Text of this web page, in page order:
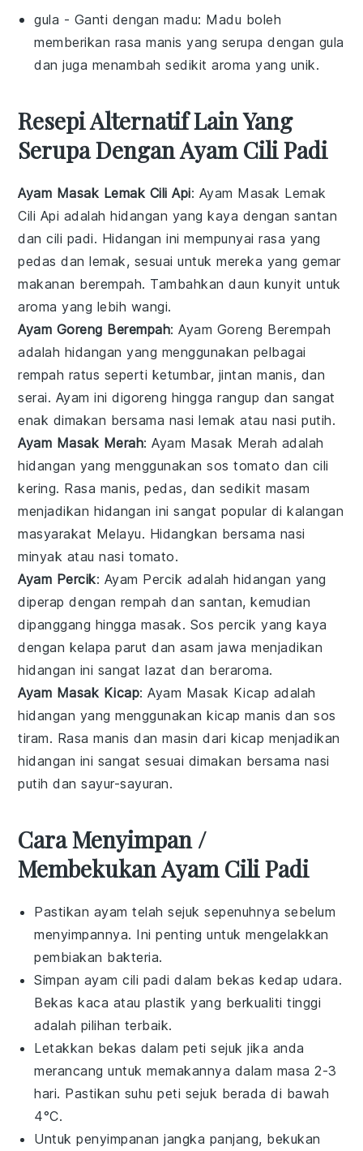
gula - Ganti denganmadu: Madu boleh
memberikan rasa manis yang serupa dengan gula
dan juga menambah sedikit aroma yang unik.
Resepi Alternatif Lain Yang
Serupa Dengan Ayam Cili Padi
Ayam Masak Lemak Cili Api: Ayam Masak Lemak
Cili Api adalah hidangan yang kaya dengansantan
dancili padi. Hidangan ini mempunyai rasa yang
pedas dan lemak, sesuai untuk mereka yang gemar
makanan berempah. Tambahkandaun kunyit untuk
aroma yang lebih wangi.
Ayam Goreng Berempah: Ayam Goreng Berempah
adalah hidangan yang menggunakan pelbagai
rempah ratus seperti ketumbar, jintan manis, dan
serai. Ayam ini digoreng hingga rangup dan sangat
enak dimakan bersama nasi lemak atau nasi putih.
Ayam Masak Merah: Ayam Masak Merah adalah
hidangan yang menggunakansos tomato dan cili
kering. Rasa manis, pedas, dan sedikit masam
menjadikan hidangan ini sangat popular di kalangan
masyarakat Melayu. Hidangkan bersama nasi
minyak ataunasi tomato.
Ayam Percik: Ayam Percik adalah hidangan yang
diperap dengan rempah dansantan, kemudian
dipanggang hingga masak. Sos percik yang kaya
dengan kelapa parut danasam jawa menjadikan
hidangan ini sangat lazat dan beraroma.
Ayam Masak Kicap: Ayam Masak Kicap adalah
hidangan yang menggunakankicap manis dansos
tiram. Rasa manis dan masin dari kicap menjadikan
hidangan ini sangat sesuai dimakan bersama nasi
putih dansayur-sayuran.
Cara Menyimpan /
Membekukan Ayam Cili Padi
Pastikan ayam telah sejuk sepenuhnya sebelum
menyimpannya. Ini penting untuk mengelakkan
pembiakan bakteria.
Simpan ayam cili padi dalam bekas kedap udara.
Bekas kaca atau plastik yang berkualiti tinggi
adalah pilihan terbaik.
Letakkan bekas dalam peti sejuk jika anda
merancang untuk memakannya dalam masa 2-3
hari. Pastikan suhu peti sejuk berada di bawah
4°C.
Untuk penyimpanan jangka panjang, bekukan